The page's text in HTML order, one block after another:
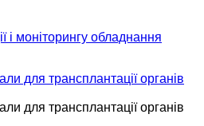
і моніторингу обладнання
для трансплантації органів
для трансплантації органів